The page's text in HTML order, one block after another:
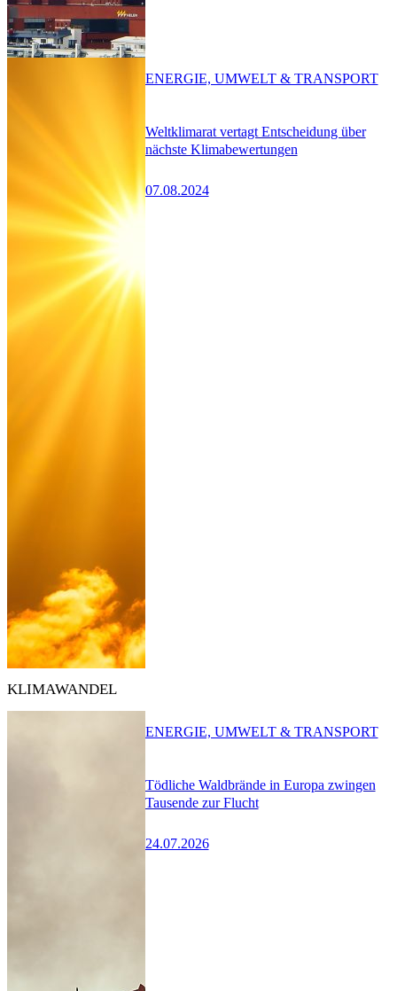
Weltklimarat vertagt Entscheidung über
nächste Klimabewertungen
07.08.2024
ENERGIE, UMWELT & TRANSPORT
KLIMAWANDEL
Tödliche Waldbrände in Europa zwingen
Tausende zur Flucht
24.07.2026
ENERGIE, UMWELT & TRANSPORT